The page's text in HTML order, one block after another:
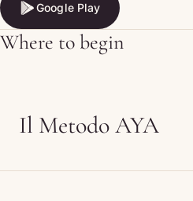
Google Play
Google Play
Where to begin
Il Metodo AYA